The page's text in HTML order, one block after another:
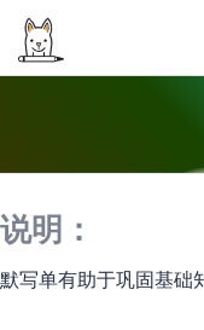
说明：
默写单有助于巩固基础